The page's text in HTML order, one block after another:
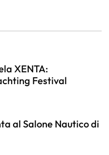
XENTA:
Festival
al Salone Nautico di